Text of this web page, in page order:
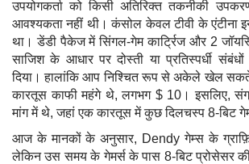
उपयोगकर्ता को किसी अतिरिक्त तकनीकी
आवश्यकता नहीं थी। कंसोल केवल टीवी के एंटीना
था। डेंडी पैकेज में सिंगल-गेम कार्ट्रिज और 2
साजिश के आधार पर दोस्ती या प्रतिस्पर्धी
दिया। हालांकि आप निश्चित रूप से अकेले खेल
कारतूस काफी महंगे थे, लगभग $ 10। इसलिए,
मांग में थे, जहां एक कारतूस में कुछ दिलचस्प 8-बिट
आज के मानकों के अनुसार, Dendy गेम्स के
लेकिन उस समय के गेमर्स के पास 8-बिट प्रोसेसर